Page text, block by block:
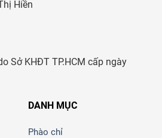
Hiền
Sở KHĐT TP.HCM cấp ngày
DANH MỤC
Phào chỉ